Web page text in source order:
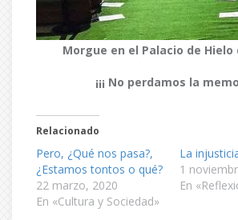
Morgue en el Palacio de Hielo
¡¡¡ No perdamos la
Relacionado
Pero, ¿Qué nos pasa?,
¿Estamos tontos o qué?
22 marzo, 2020
En «Cultura y Sociedad»
La
1
En